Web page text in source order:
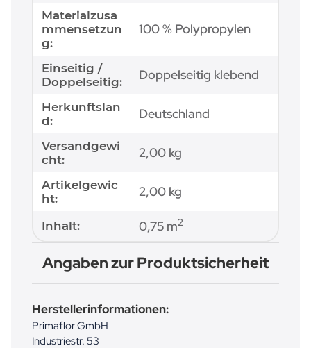
Materialzusa
mmensetzun
g:
100 % Polypropylen
Einseitig /
Doppelseitig:
Doppelseitig klebend
Herkunftslan
d:
Deutschland
Versandgewi
cht:
2,00 kg
Artikelgewic
ht:
2,00 kg
Inhalt: 0,75 m2
Angaben zur Produktsicherheit
Herstellerinformationen:
Primaflor GmbH
Industriestr. 53